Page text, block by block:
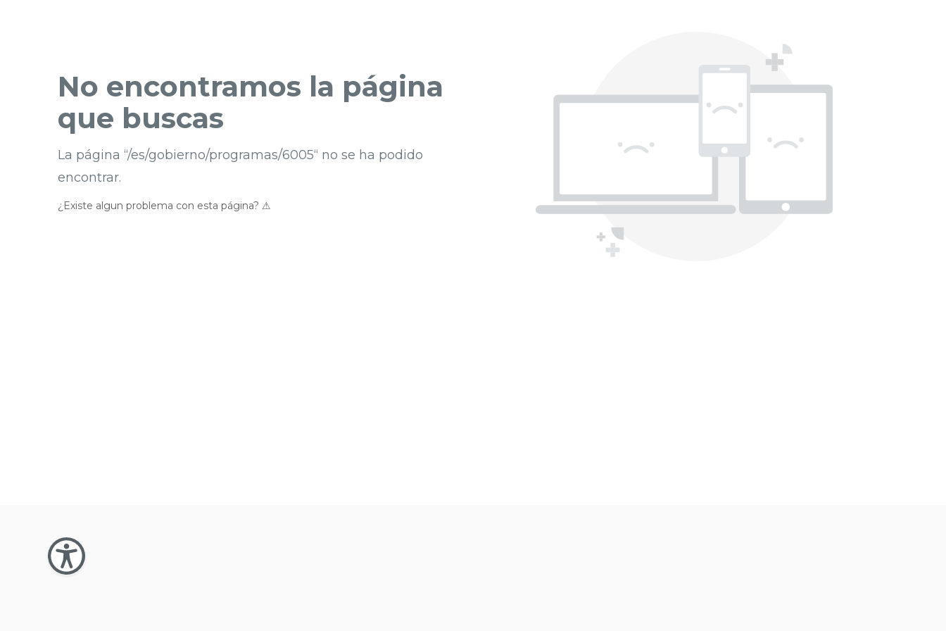
No encontramos la página
que buscas
La página “/es/gobierno/programas/6005“ no se ha podido
encontrar.
¿Existe algun problema con esta página? ⚠︎